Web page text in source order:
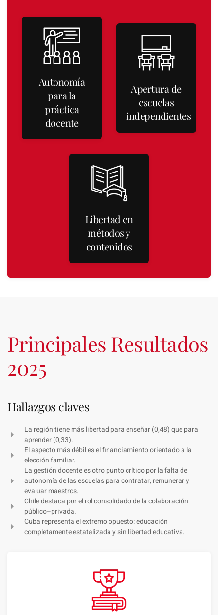
Autonomía
para la
práctica
docente
Apertura de
escuelas
independientes
Libertad en
métodos y
contenidos
Principales Resultados
2025
Hallazgos claves
La región tiene más libertad para enseñar (0,48) que para
aprender (0,33).
El aspecto más débil es el financiamiento orientado a la
elección familiar.
La gestión docente es otro punto crítico por la falta de
autonomía de las escuelas para contratar, remunerar y
evaluar maestros.
Chile destaca por el rol consolidado de la colaboración
público–privada.
Cuba representa el extremo opuesto: educación
completamente estatalizada y sin libertad educativa.